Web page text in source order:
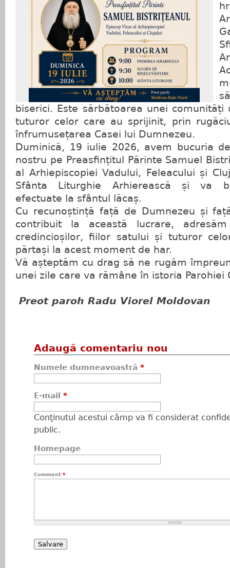
biserici. Este sărbătoarea unei
tuturor celor care au sprijinit, prin
înfrumusețarea Casei lui Dumnezeu.
Duminică, 19 iulie 2026, avem bucuria
nostru pe Preasfințitul Părinte Samuel
al Arhiepiscopiei Vadului, Feleacului și
Sfânta Liturghie Arhierească și va
efectuate la sfântul lăcaș.
Cu recunoștință față de Dumnezeu și
contribuit la această lucrare,
credincioșilor, fiilor satului și tuturor
părtași la acest moment de har.
Vă așteptăm cu drag să ne rugăm
unei zile care va rămâne în istoria Parohiei
Preot paroh Radu Viorel Moldovan
Adaugă comentariu nou
Numele dumneavoastră *
E-mail *
Conţinutul acestui câmp va fi considerat
public.
Homepage
Comment *